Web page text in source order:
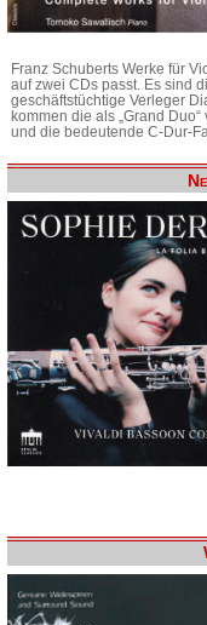
Franz Schuberts Werke für
auf zwei CDs passt. Es sind
geschäftstüchtige Verleger
kommen die als „Grand
und die bedeutende C-Dur-